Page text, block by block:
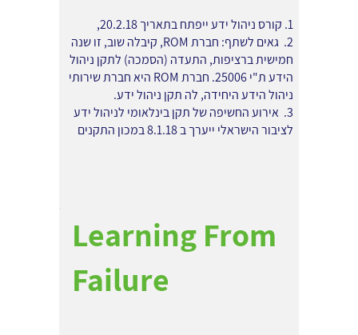
1. קורס ניהול ידע ייפתח בתאריך 20.2.18,
2. גאים לשתף: חברת ROM, קיבלה שוב, זו שנה
חמישית ברציפות, התעדה (הסמכה) לתקן ניהול
הידע ת"י 25006. חברת ROM היא חברת שירותי
ניהול הידע היחידה, לה תקן ניהול ידע.
3. אירוע החשיפה של תקן בינלאומי לניהול ידע
לציבור הישראלי ייערך ב 8.1.18 במכון התקנים
Learning From
Failure